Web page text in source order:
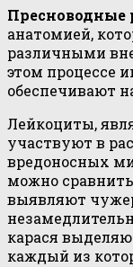
анатомией,
различными
этом процессе
обеспечивают
Лейкоциты,
участвуют в
вредоносных
можно
выявляют
карася
каждый из